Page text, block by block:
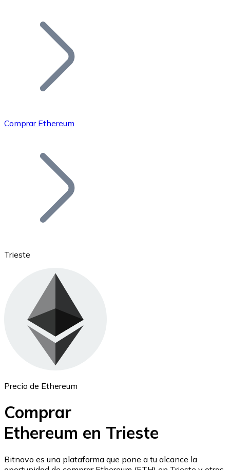
Añade tu proyecto a nuestro ecosistema.
Bitcoin
Ethereum
ETH
USD Coin
Comprar Ethereum
Trieste
Precio de Ethereum
Comprar
Ethereum en Trieste
Bitnovo es una plataforma que pone a tu alcance la